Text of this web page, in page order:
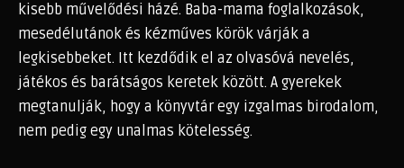
kisebb művelődési házé. Baba-mama foglalkozások,
mesedélutánok és kézműves körök várják a
legkisebbeket. Itt kezdődik el az olvasóvá nevelés,
játékos és barátságos keretek között. A gyerekek
megtanulják, hogy a könyvtár egy izgalmas birodalom,
nem pedig egy unalmas kötelesség.